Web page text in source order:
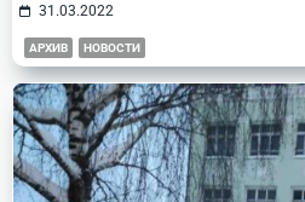
31.03.2022
АРХИВ НОВОСТИ